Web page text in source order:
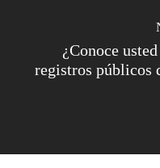
¿Conoce
registros públicos